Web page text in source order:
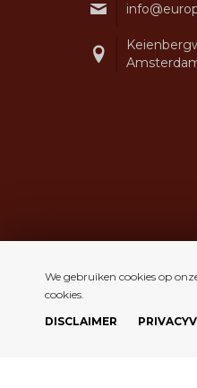
We gebruiken cookies op
cookies.
DISCLAIMER